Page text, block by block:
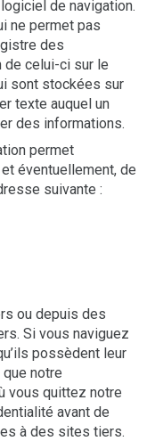
de navigation.
ne permet pas
des
de celui-ci sur le
sont stockées sur
texte auquel un
des informations.
permet
éventuellement, de
suivante :
ou depuis des
Si vous naviguez
possèdent leur
notre
vous quittez notre
avant de
à des sites tiers.